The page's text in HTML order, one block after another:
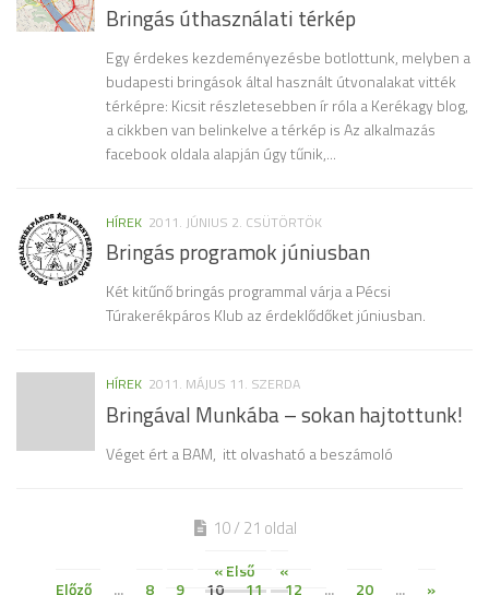
Bringás úthasználati térkép
Egy érdekes kezdeményezésbe botlottunk, melyben a
budapesti bringások által használt útvonalakat vitték
térképre: Kicsit részletesebben ír róla a Kerékagy blog,
a cikkben van belinkelve a térkép is Az alkalmazás
facebook oldala alapján úgy tűnik,...
HÍREK 2011. JÚNIUS 2. CSÜTÖRTÖK
Bringás programok júniusban
Két kitűnő bringás programmal várja a Pécsi
Túrakerékpáros Klub az érdeklődőket júniusban.
HÍREK 2011. MÁJUS 11. SZERDA
Bringával Munkába – sokan hajtottunk!
Véget ért a BAM, itt olvasható a beszámoló
10 / 21 oldal
« Első
«
Előző
... 8 9 10 11 12 ... 20 ... »